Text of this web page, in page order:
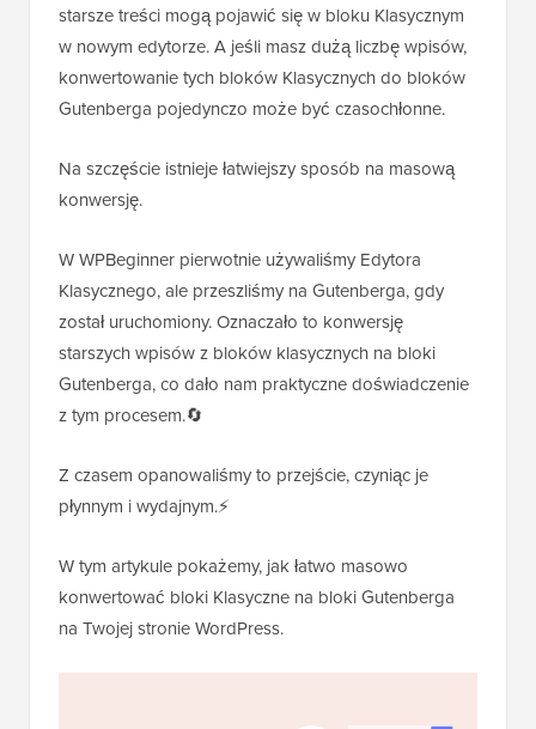
starsze treści mogą pojawić się w bloku Klasycznym
w nowym edytorze. A jeśli masz dużą liczbę wpisów,
konwertowanie tych bloków Klasycznych do bloków
Gutenberga pojedynczo może być czasochłonne.
Na szczęście istnieje łatwiejszy sposób na masową
konwersję.
W WPBeginner pierwotnie używaliśmy Edytora
Klasycznego, ale przeszliśmy na Gutenberga, gdy
został uruchomiony. Oznaczało to konwersję
starszych wpisów z bloków klasycznych na bloki
Gutenberga, co dało nam praktyczne doświadczenie
z tym procesem.🔄
Z czasem opanowaliśmy to przejście, czyniąc je
płynnym i wydajnym.⚡
W tym artykule pokażemy, jak łatwo masowo
konwertować bloki Klasyczne na bloki Gutenberga
na Twojej stronie WordPress.